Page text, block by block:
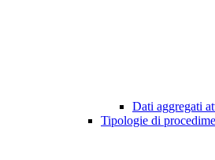
Dati aggregati
Tipologie di